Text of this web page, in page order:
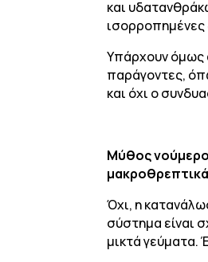
και
Υπάρχουν όμως
παράγοντες,
και όχι ο
Μύθος
Όχι, η
σύστημα είναι
μικτά γεύματα.